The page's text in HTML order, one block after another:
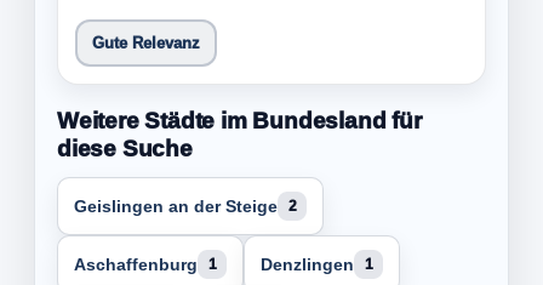
Gute Relevanz
Weitere Städte im Bundesland für
diese Suche
Geislingen an der Steige 2
Aschaffenburg 1 Denzlingen 1